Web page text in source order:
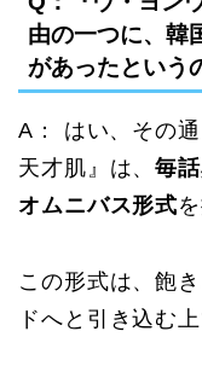
由の一つに、韓
があったという
A： はい、その
天才肌』は、毎
オムニバス形式
この形式は、飽
ドへと引き込む